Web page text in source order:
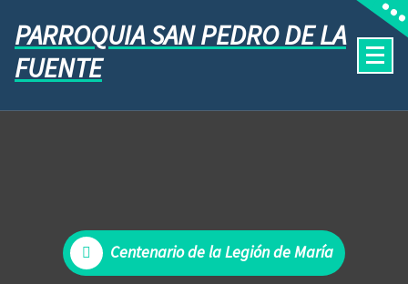
PARROQUIA SAN PEDRO DE LA
FUENTE
Centenario de la Legión de María